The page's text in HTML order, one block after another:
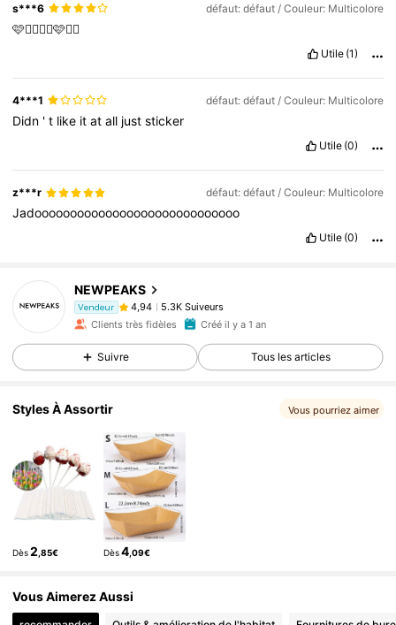
s***6 défaut: défaut / Couleur: Multicolore
🩷❤️‍🔥❤️‍🔥🩷❤️‍🔥
Utile (1)
4***1 défaut: défaut / Couleur: Multicolore
Didn 't like itatall juststicker
Utile (0)
z***r défaut: défaut / Couleur: Multicolore
Jadooooooooooooooooooooooooooooo
Utile (0)
NEWPEAKS
Vendeur 4,94
5.3K Suiveurs
Clients très fidèles
Créé il y a 1 an
Suivre Tous les articles
Styles À Assortir Vous pourriez aimer
Dès2 ,85€ Dès4,09€
Vous Aimerez Aussi